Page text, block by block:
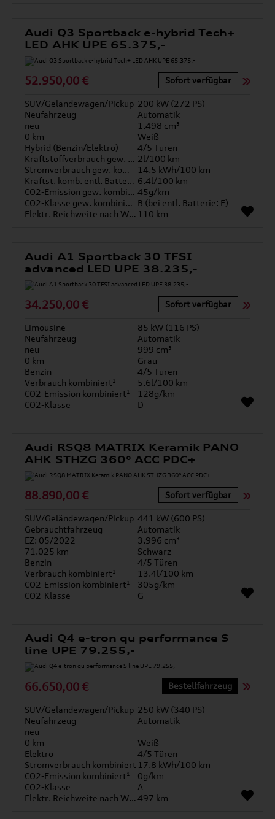
Audi Q3 Sportback e-hybrid Tech+
LED AHK UPE 65.375,-
52.950,00 € Sofort verfügbar
SUV/Geländewagen/Pickup 200 kW (272 PS)
Neufahrzeug
Automatik
neu
1.498 cm³
0 km
Weiß
Hybrid (Benzin/Elektro)
4/5 Türen
Kraftstoffverbrauch gew. kombiniert 2l/100 km
Stromverbrauch gew. kombiniert
14.5 kWh/100 km
Kraftst. komb. entl. Batterie 6.4l/100 km
CO2-Emission gew. kombiniert 45g/km
CO2-Klasse gew. kombiniert B (bei entl. Batterie: E)
Elektr. Reichweite nach WLTP* 110 km
Audi A1 Sportback 30 TFSI
advanced LED UPE 38.235,-
34.250,00 € Sofort verfügbar
Limousine
85 kW (116 PS)
Neufahrzeug
Automatik
neu
999 cm³
0 km
Grau
Benzin
4/5 Türen
Verbrauch kombiniert¹
5.6l/100 km
CO2-Emission kombiniert¹
128g/km
CO2-Klasse
D
Audi RSQ8 MATRIX Keramik PANO
AHK STHZG 360° ACC PDC+
88.890,00 € Sofort verfügbar
SUV/Geländewagen/Pickup 441 kW (600 PS)
Gebrauchtfahrzeug
Automatik
EZ: 05/2022
3.996 cm³
71.025 km
Schwarz
Benzin
4/5 Türen
Verbrauch kombiniert¹
13.4l/100 km
CO2-Emission kombiniert¹
305g/km
CO2-Klasse
G
Audi Q4 e-tron qu performance S
line UPE 79.255,-
66.650,00 € Bestellfahrzeug
SUV/Geländewagen/Pickup 250 kW (340 PS)
Neufahrzeug
Automatik
neu
0 km
Weiß
Elektro
4/5 Türen
Stromverbrauch kombiniert 17.8 kWh/100 km
CO2-Emission kombiniert¹
0g/km
CO2-Klasse
A
Elektr. Reichweite nach WLTP*497 km